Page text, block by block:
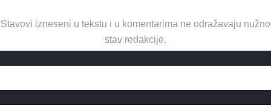
Stavovi izneseni u tekstu i u komentarima ne odražavaju nužno
stav redakcije.